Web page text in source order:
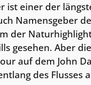
ist einer der
Namensgeber
der
gesehen. Aber
auf dem John
des Flusses